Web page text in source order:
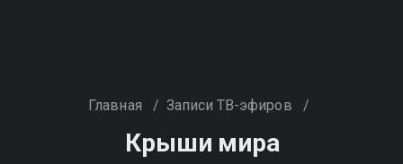
Главная / Записи ТВ-эфиров /
Крыши мира